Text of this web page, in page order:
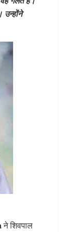
उन्होंने
ने शिवपाल